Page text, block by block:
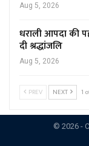
Aug 5, 2026
धराली आपदा की
दी श्रद्धांजलि
Aug 5, 2026
PREV NEXT 1
© 2026 -